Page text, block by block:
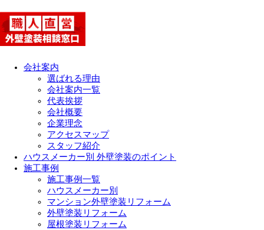
会社案内
選ばれる理由
会社案内一覧
代表挨拶
会社概要
企業理念
アクセスマップ
スタッフ紹介
ハウスメーカー別 外壁塗装のポイント
施工事例
施工事例一覧
ハウスメーカー別
マンション外壁塗装リフォーム
外壁塗装リフォーム
屋根塗装リフォーム